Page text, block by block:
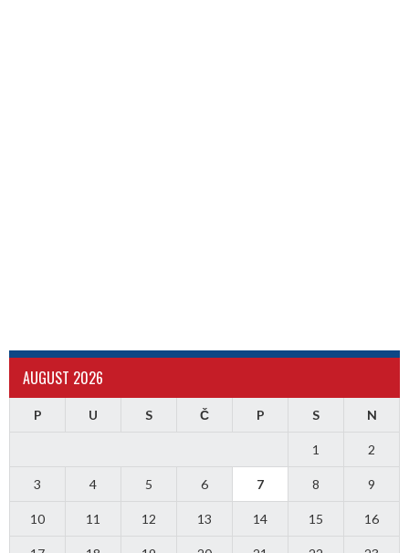
AUGUST 2026
P U S Č P S N
1 2
3 4 5 6 7 8 9
10 11 12 13 14 15 16